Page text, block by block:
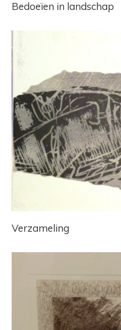
Bedoeïen in landschap
Verzameling